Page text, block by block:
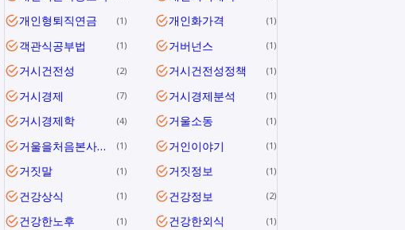
개인형퇴직연금 1 개인화가격 1
객관식공부법 1 거버넌스 1
거시건전성 2 거시건전성정책 1
거시경제 7 거시경제분석 1
거시경제학 4 거울소동 1
거울을처음본사람들 1 거인이야기 1
거짓말 1 거짓정보 1
건강상식 1 건강정보 2
건강한노후 1 건강한외식 1